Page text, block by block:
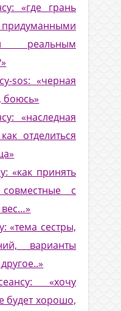
«где грань
реальным
sos: «черная
боюсь»
«наследная
отделиться
«как принять
с
«тема сестры,
варианты
«хочу
будет хорошо,